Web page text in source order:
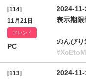
[114]
11月21日
フレンド
PC
2024-
表示期限
のんびり
[113]
2024-